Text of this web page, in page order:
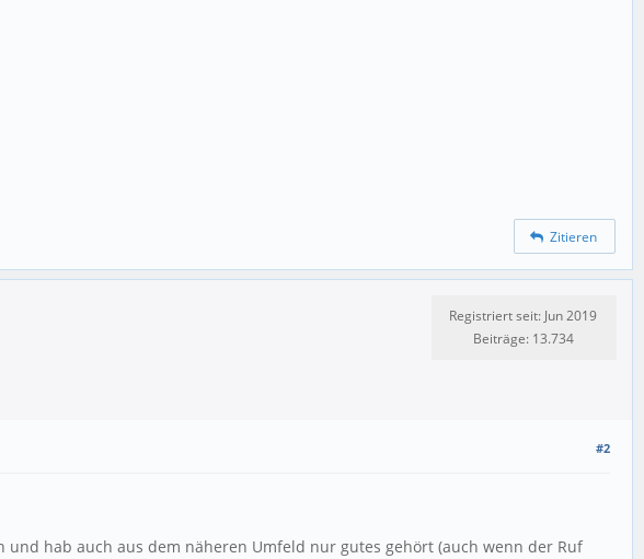
Zitieren
Registriert seit: Jun 2019
Beiträge: 13.734
#2
hab auch aus dem näheren Umfeld nur gutes gehört (auch wenn der Ruf